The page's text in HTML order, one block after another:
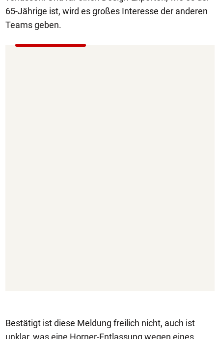
65-Jährige ist, wird es großes Interesse der anderen
Teams geben.
Bestätigt ist diese Meldung freilich nicht, auch ist
unklar, was eine Horner-Entlassung wegen eines